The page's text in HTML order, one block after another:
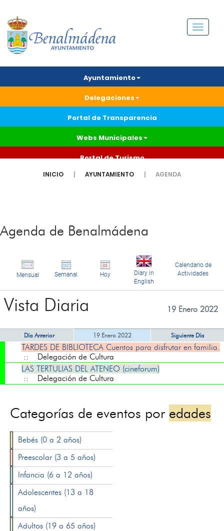
Menú
Ayuntamiento
Delegaciones
Portal de Transparencia
Webs Municipales
Portal de Turismo
INICIO AYUNTAMIENTO AGENDA
Agenda de Benalmádena
Mensual Semanal Hoy
Diary in
English
Calendario de
Actividades
Vista Diaria 19 Enero 2022
Día Anterior 19 Enero 2022 Siguiente Día
TARDES DE BIBLIOTECA Cuentos para disfrutar en familia.
:: Delegación de Cultura
LAS TERTULIAS DEL ATENEO (cineforum)
:: Delegación de Cultura
Categorías de eventos por edades
Bebés (0 a 2 años)
Preescolar (3 a 5 años)
Infancia (6 a 12 años)
Adolescentes (13 a 18
años)
Adultos (19 a 65 años)